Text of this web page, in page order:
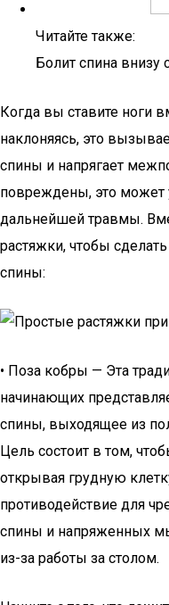
Читайте также:
Болит спина внизу
Когда вы ставите ноги
наклоняясь, это
спины и напрягает
повреждены, это может
дальнейшей травмы.
растяжки, чтобы
спины:
• Поза кобры — Эта
начинающих
спины, выходящее из
Цель состоит в том,
открывая грудную
противодействие для
спины и напряженных
из-за работы за столом.